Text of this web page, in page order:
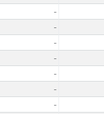
-
-
-
-
-
-
-